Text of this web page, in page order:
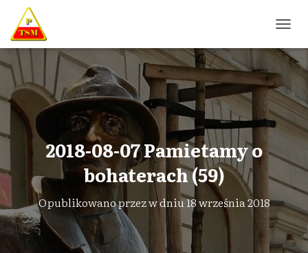
R
Z
Ł
Ą
C
W
G
A
C
J
Ę
2018-08-07 Pamietamy o
bohaterach (59)
Opublikowano przezw dniu18 września 2018